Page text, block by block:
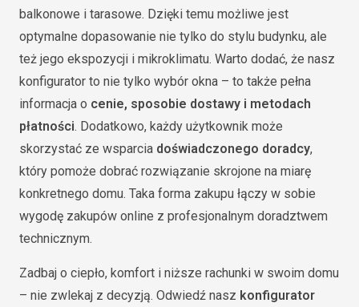
balkonowe i tarasowe. Dzięki temu możliwe jest
optymalne dopasowanie nie tylko do stylu budynku, ale
też jego ekspozycji i mikroklimatu. Warto dodać, że nasz
konfigurator to nie tylko wybór okna – to także pełna
informacja o cenie, sposobie dostawy i metodach
płatności. Dodatkowo, każdy użytkownik może
skorzystać ze wsparcia doświadczonego doradcy,
który pomoże dobrać rozwiązanie skrojone na miarę
konkretnego domu. Taka forma zakupu łączy w sobie
wygodę zakupów online z profesjonalnym doradztwem
technicznym.
Zadbaj o ciepło, komfort i niższe rachunki w swoim domu
– nie zwlekaj z decyzją. Odwiedź nasz konfigurator